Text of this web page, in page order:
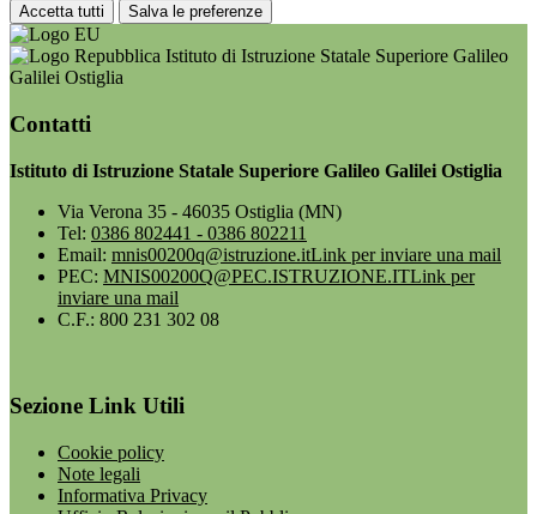
Accetta tutti Salva le preferenze
Istituto di Istruzione Statale Superiore Galileo
Galilei Ostiglia
Contatti
Istituto di Istruzione Statale Superiore Galileo Galilei Ostiglia
Via Verona 35 - 46035 Ostiglia (MN)
Tel: 0386 802441 - 0386 802211
Email: mnis00200q@istruzione.itLink per inviare una mail
PEC: MNIS00200Q@PEC.ISTRUZIONE.ITLink per
inviare una mail
C.F.: 800 231 302 08
Sezione Link Utili
Cookie policy
Note legali
Informativa Privacy